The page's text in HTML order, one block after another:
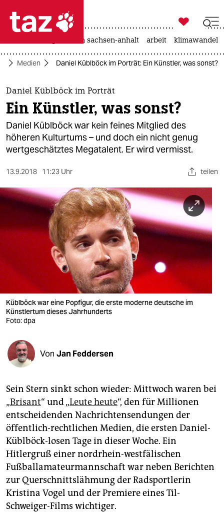
 taz zahl ich
taz zahl ich
themen
politik
öko
gesellschaft
sport
berlin
nord
wahrheit
verlag
verlag
shop
fragen & hilfe
unterstützen
abo
genossenschaft
epaper login

taz zahl ich
landtagswahl in sachsen-anhalt arbeit klimawandel
Medien Daniel Küblböck im Porträt: Ein Künstler, was sonst?
Daniel Küblböck im Porträt
Ein Künstler, was sonst?
Daniel Küblböck war kein feines Mitglied des
höheren Kulturtums – und doch ein nicht genug
wertgeschätztes Megatalent. Er wird vermisst.
13.9.2018 11:23 Uhr teilen
Küblböck war eine Popfigur, die erste moderne deutsche im
Künstlertum dieses Jahrhunderts
Foto: dpa
Von Jan Feddersen
Sein Stern sinkt schon wieder: Mittwoch waren bei
„Brisant“ und „Leute heute“, den für Millionen
entscheidenden Nachrichtensendungen der
öffentlich-rechtlichen Medien, die ersten Daniel-
Küblböck-losen Tage in dieser Woche. Ein
Hitlergruß einer nordrhein-westfälischen
Fußballamateurmannschaft war neben Berichten
zur Querschnittslähmung der Radsportlerin
Kristina Vogel und der Premiere eines Til-
Schweiger-Films wichtiger.